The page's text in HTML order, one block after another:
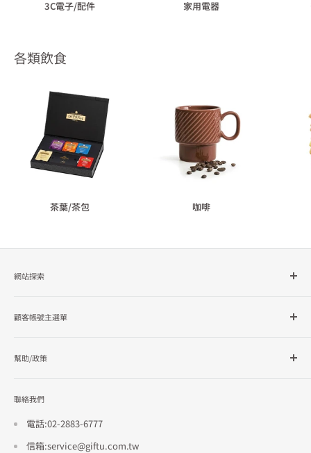
3C電子/配件 家用電器
各類飲食
茶葉/茶包 咖啡
網站探索
品牌總覽
顧客帳號主選單
訂單查詢
幫助/政策
使用條款
招商合作
聯絡我們
電話:02-2883-6777
信箱:service@giftu.com.tw